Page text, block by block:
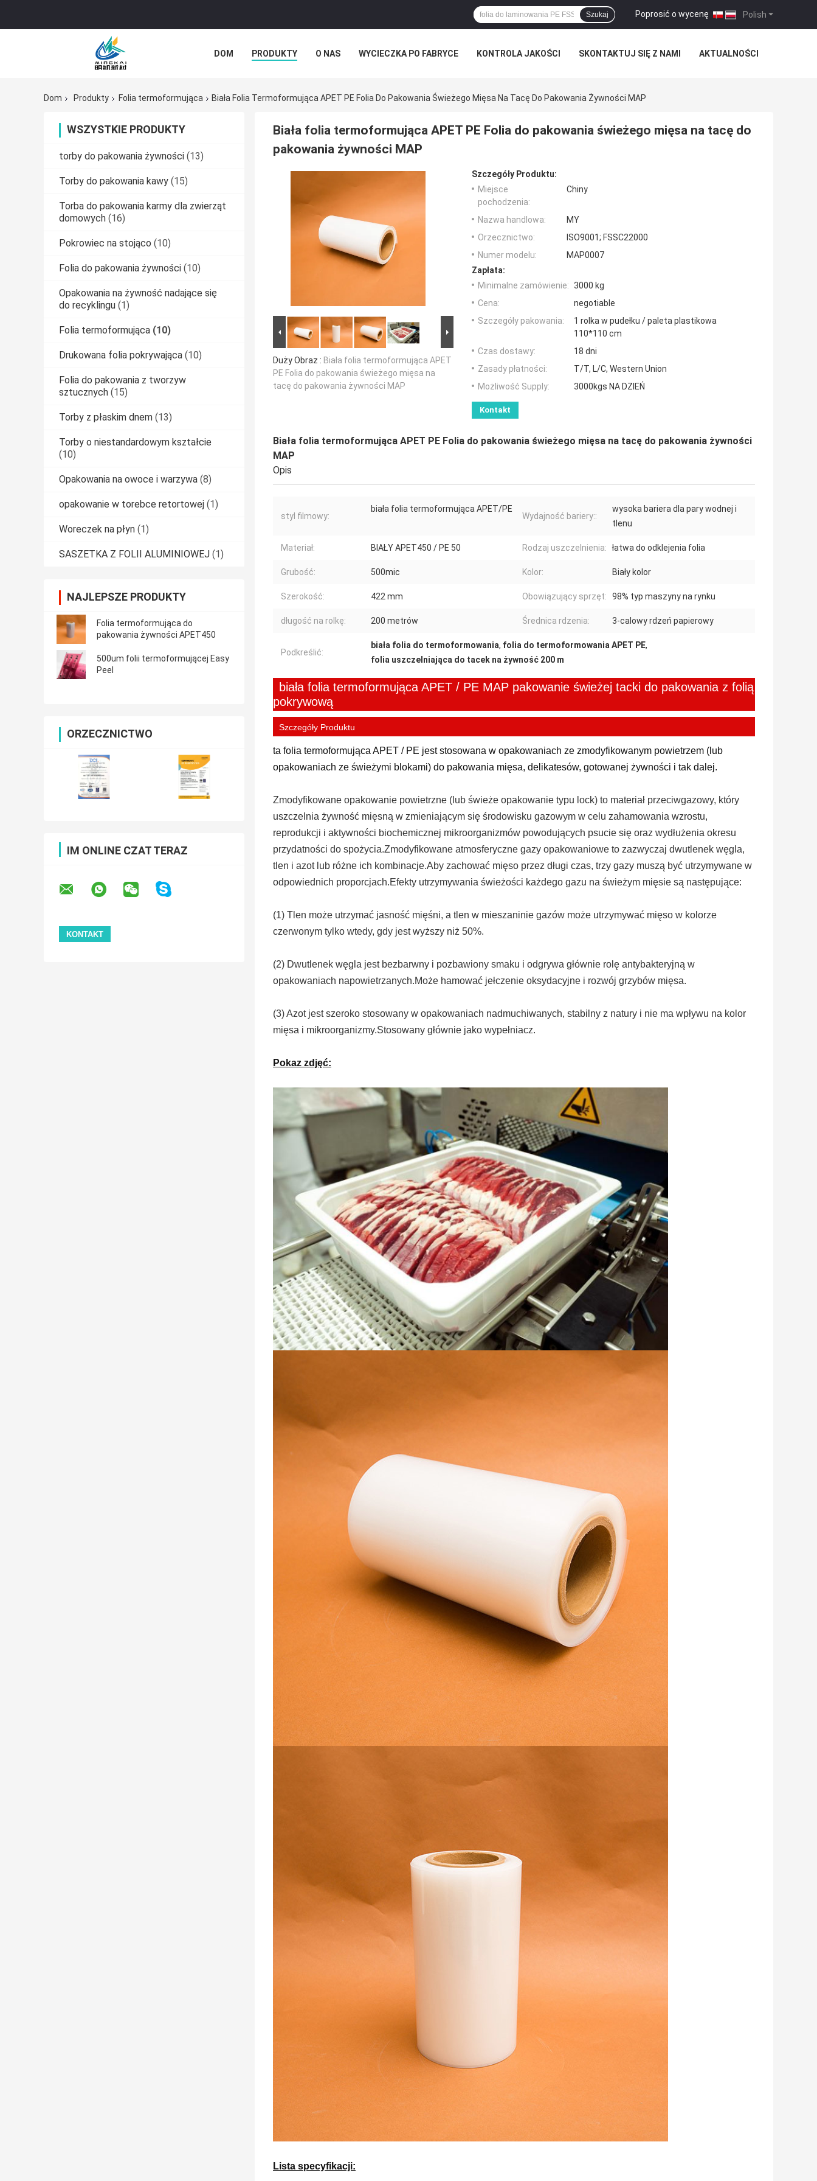
Polish
Poprosić o wycenę |
Szukaj
DOM PRODUKTY O NAS WYCIECZKA PO FABRYCE KONTROLA JAKOŚCI SKONTAKTUJ SIĘ Z NAMI AKTUALNOŚCI
Dom
Produkty Folia termoformująca Biała Folia Termoformująca APET PE Folia Do Pakowania Świeżego Mięsa Na Tacę Do Pakowania Żywności MAP
WSZYSTKIE PRODUKTY
torby do pakowania żywności (13)
Torby do pakowania kawy (15)
Torba do pakowania karmy dla zwierząt
domowych (16)
Pokrowiec na stojąco (10)
Folia do pakowania żywności (10)
Opakowania na żywność nadające się
do recyklingu (1)
Folia termoformująca (10)
Drukowana folia pokrywająca (10)
Folia do pakowania z tworzyw
sztucznych (15)
Torby z płaskim dnem (13)
Torby o niestandardowym kształcie
(10)
Opakowania na owoce i warzywa (8)
opakowanie w torebce retortowej (1)
Woreczek na płyn (1)
SASZETKA Z FOLII ALUMINIOWEJ (1)
NAJLEPSZE PRODUKTY
Folia termoformująca do
pakowania żywności APET450
500um folii termoformującej Easy
Peel
ORZECZNICTWO
IM ONLINE CZAT TERAZ
Biała folia termoformująca APET PE Folia do pakowania świeżego mięsa na tacę do
pakowania żywności MAP
Duży Obraz : Biała folia termoformująca APET
PE Folia do pakowania świeżego mięsa na
tacę do pakowania żywności MAP
Szczegóły Produktu:
Miejsce
pochodzenia:
Chiny
Nazwa handlowa:
MY
Orzecznictwo:
ISO9001; FSSC22000
Numer modelu:
MAP0007
Zapłata:
Minimalne zamówienie: 3000 kg
Cena:
negotiable
Szczegóły pakowania:
1 rolka w pudełku / paleta plastikowa
110*110 cm
Czas dostawy:
18 dni
Zasady płatności:
T/T, L/C, Western Union
Możliwość Supply:
3000kgs NA DZIEŃ
Kontakt
Biała folia termoformująca APET PE Folia do pakowania świeżego mięsa na tacę do pakowania żywności
MAP
Opis
styl filmowy:
biała folia termoformująca APET/PE
Wydajność bariery::
wysoka bariera dla pary wodnej i
tlenu
Materiał: BIAŁY APET450 / PE 50 Rodzaj uszczelnienia: łatwa do odklejenia folia
Grubość: 500mic Kolor: Biały kolor
Szerokość: 422 mm Obowiązujący sprzęt: 98% typ maszyny na rynku
długość na rolkę: 200 metrów Średnica rdzenia: 3-calowy rdzeń papierowy
Podkreślić:
biała folia do termoformowania, folia do termoformowania APET PE,
folia uszczelniająca do tacek na żywność 200 m
biała folia termoformująca APET / PE MAP pakowanie świeżej tacki do pakowania z folią
pokrywową
Szczegóły Produktu
ta folia termoformująca APET / PE jest stosowana w opakowaniach ze zmodyfikowanym powietrzem (lub
opakowaniach ze świeżymi blokami) do pakowania mięsa, delikatesów, gotowanej żywności i tak dalej.
Zmodyfikowane opakowanie powietrzne (lub świeże opakowanie typu lock) to materiał przeciwgazowy, który
uszczelnia żywność mięsną w zmieniającym się środowisku gazowym w celu zahamowania wzrostu,
reprodukcji i aktywności biochemicznej mikroorganizmów powodujących psucie się oraz wydłużenia okresu
przydatności do spożycia.Zmodyfikowane atmosferyczne gazy opakowaniowe to zazwyczaj dwutlenek węgla,
tlen i azot lub różne ich kombinacje.Aby zachować mięso przez długi czas, trzy gazy muszą być utrzymywane w
odpowiednich proporcjach.Efekty utrzymywania świeżości każdego gazu na świeżym mięsie są następujące:
(1) Tlen może utrzymać jasność mięśni, a tlen w mieszaninie gazów może utrzymywać mięso w kolorze
czerwonym tylko wtedy, gdy jest wyższy niż 50%.
(2) Dwutlenek węgla jest bezbarwny i pozbawiony smaku i odgrywa głównie rolę antybakteryjną w
opakowaniach napowietrzanych.Może hamować jełczenie oksydacyjne i rozwój grzybów mięsa.
(3) Azot jest szeroko stosowany w opakowaniach nadmuchiwanych, stabilny z natury i nie ma wpływu na kolor
mięsa i mikroorganizmy.Stosowany głównie jako wypełniacz.
Pokaz zdjęć:
Lista specyfikacji: